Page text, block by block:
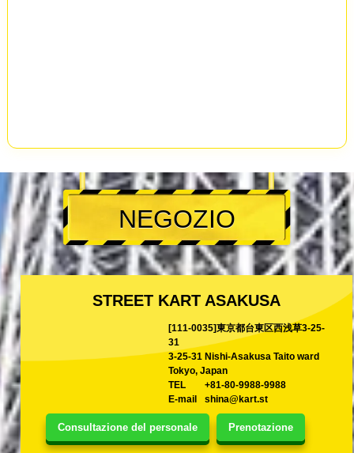
Consultazione del personale Prenotazione
NEGOZIO
STREET KART ASAKUSA
[111-0035]東京都台東区西浅草3-25-
31
3-25-31 Nishi-Asakusa Taito ward
Tokyo, Japan
TEL
+81-80-9988-9988
E-mail
shina@kart.st